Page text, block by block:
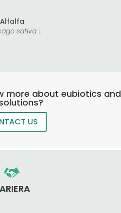
Alfalfa
sativa L.
more about eubiotics and
US